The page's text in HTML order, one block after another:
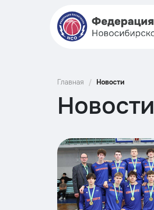
Главная Новости
Новости